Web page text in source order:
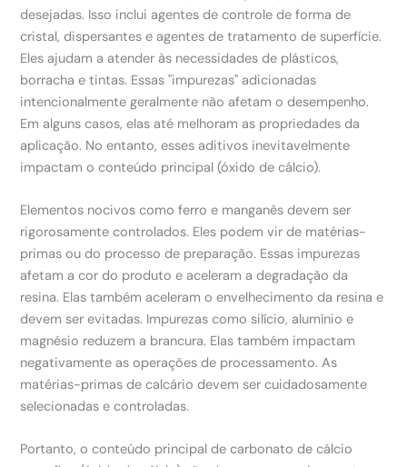
desejadas. Isso inclui agentes de controle de forma de
cristal, dispersantes e agentes de tratamento de superfície.
Eles ajudam a atender às necessidades de plásticos,
borracha e tintas. Essas "impurezas" adicionadas
intencionalmente geralmente não afetam o desempenho.
Em alguns casos, elas até melhoram as propriedades da
aplicação. No entanto, esses aditivos inevitavelmente
impactam o conteúdo principal (óxido de cálcio).
Elementos nocivos como ferro e manganês devem ser
rigorosamente controlados. Eles podem vir de matérias-
primas ou do processo de preparação. Essas impurezas
afetam a cor do produto e aceleram a degradação da
resina. Elas também aceleram o envelhecimento da resina e
devem ser evitadas. Impurezas como silício, alumínio e
magnésio reduzem a brancura. Elas também impactam
negativamente as operações de processamento. As
matérias-primas de calcário devem ser cuidadosamente
selecionadas e controladas.
Portanto, o conteúdo principal de carbonato de cálcio